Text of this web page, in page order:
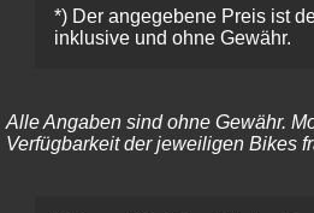
*) Der angegebene Preis ist
inklusive und ohne Gewähr.
Alle Angaben sind ohne Gewähr.
Verfügbarkeit der jeweiligen Bikes